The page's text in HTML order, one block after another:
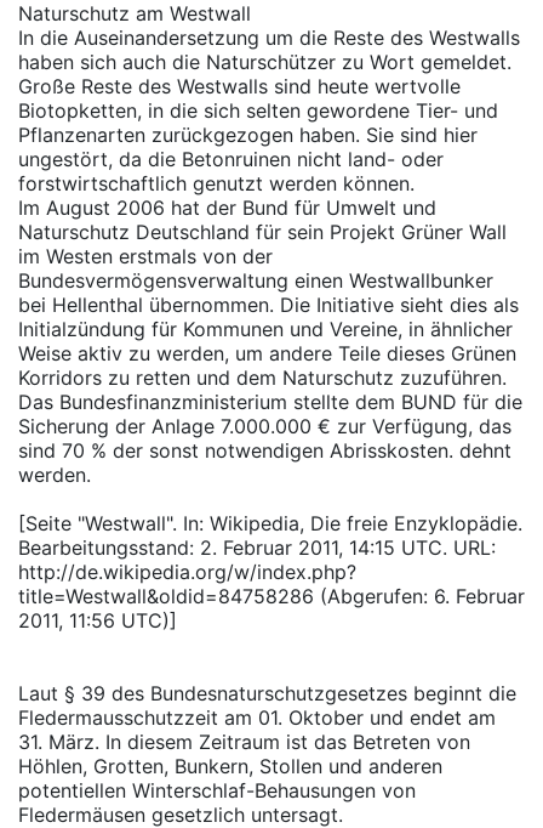
Naturschutz am Westwall
In die Auseinandersetzung um die Reste des Westwalls
haben sich auch die Naturschützer zu Wort gemeldet.
Große Reste des Westwalls sind heute wertvolle
Biotopketten, in die sich selten gewordene Tier- und
Pflanzenarten zurückgezogen haben. Sie sind hier
ungestört, da die Betonruinen nicht land- oder
forstwirtschaftlich genutzt werden können.
Im August 2006 hat der Bund für Umwelt und
Naturschutz Deutschland für sein Projekt Grüner Wall
im Westen erstmals von der
Bundesvermögensverwaltung einen Westwallbunker
bei Hellenthal übernommen. Die Initiative sieht dies als
Initialzündung für Kommunen und Vereine, in ähnlicher
Weise aktiv zu werden, um andere Teile dieses Grünen
Korridors zu retten und dem Naturschutz zuzuführen.
Das Bundesfinanzministerium stellte dem BUND für die
Sicherung der Anlage 7.000.000 € zur Verfügung, das
sind 70 % der sonst notwendigen Abrisskosten. dehnt
werden.
[Seite "Westwall". In: Wikipedia, Die freie Enzyklopädie.
Bearbeitungsstand: 2. Februar 2011, 14:15 UTC. URL:
http://de.wikipedia.org/w/index.php?
title=Westwall&oldid=84758286 (Abgerufen: 6. Februar
2011, 11:56 UTC)]
Laut § 39 des Bundesnaturschutzgesetzes beginnt die
Fledermausschutzzeit am 01. Oktober und endet am
31. März. In diesem Zeitraum ist das Betreten von
Höhlen, Grotten, Bunkern, Stollen und anderen
potentiellen Winterschlaf-Behausungen von
Fledermäusen gesetzlich untersagt.